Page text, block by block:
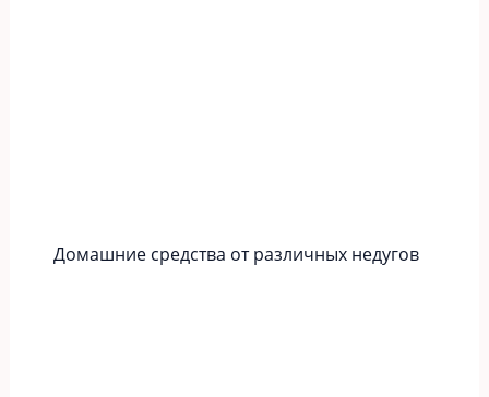
Домашние средства от различных недугов